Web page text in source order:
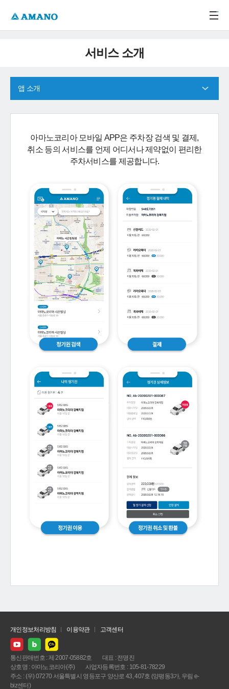
서비스 소개
앱 소개
아마노코리아 모바일 APP은 주차장 검색 및 결제,
취소 등의 서비스를 언제 어디서나 제약없이 편리한
주차서비스를 제공합니다.
개인정보처리방침 이용약관 고객센터
통신판매번호 : 제 2007-05882호
대표 : 전명진
상호명 : 아마노코리아(주)
사업자등록번호 : 105-81-78229
주소 : (우) 07270 서울특별시 영등포구 양산로 43, 407호 (양평동3가, 우림 e-
biz센터)